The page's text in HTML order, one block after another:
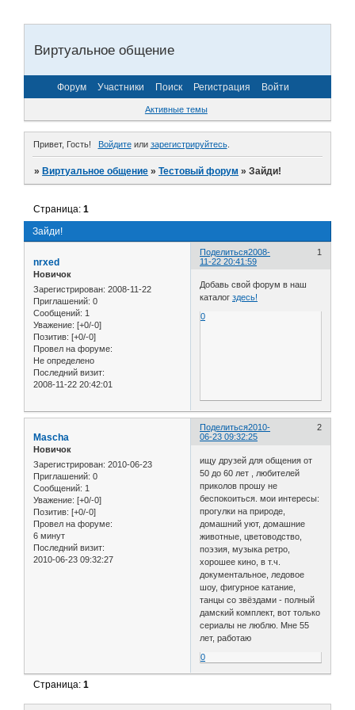
Виртуальное общение
Форум Участники Поиск Регистрация Войти
Активные темы
Привет, Гость! Войдитеили зарегистрируйтесь.
»Виртуальное общение »Тестовый форум »Зайди!
Зайди!
Страница:1
Поделиться 1
2008-
11-22 20:41:59
nrxed
Новичок
Зарегистрирован: 2008-11-22
Приглашений: 0
Сообщений: 1
Уважение: [+0/-0]
Позитив: [+0/-0]
Провел на форуме:
Не определено
Последний визит:
2008-11-22 20:42:01
Добавь свой форум в наш
каталогздесь!
0
Поделиться 2
2010-
06-23 09:32:25
Mascha
Новичок
Зарегистрирован: 2010-06-23
Приглашений: 0
Сообщений: 1
Уважение: [+0/-0]
Позитив: [+0/-0]
Провел на форуме:
6 минут
Последний визит:
2010-06-23 09:32:27
ищу друзей для общения от
50 до 60 лет , любителей
приколов прошу не
беспокоиться. мои интересы:
прогулки на природе,
домашний уют, домашние
животные, цветоводство,
поэзия, музыка ретро,
хорошее кино, в т.ч.
документальное, ледовое
шоу, фигурное катание,
танцы со звёздами - полный
дамский комплект, вот только
сериалы не люблю. Мне 55
лет, работаю
0
Страница:1